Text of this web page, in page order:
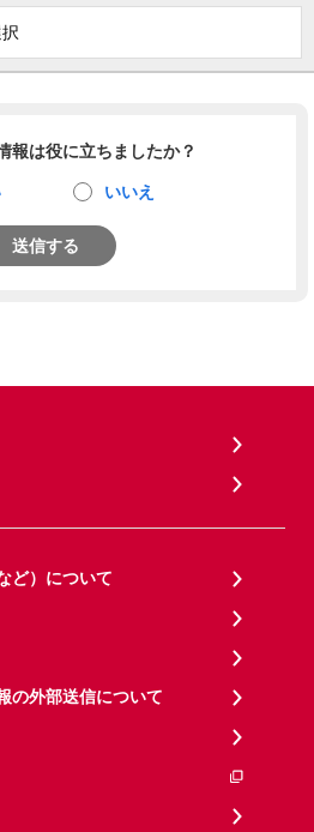
報は役に立ちましたか？
いいえ
送信する
ど）について
の外部送信について